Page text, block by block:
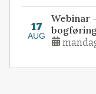
17
AUG
Webinar